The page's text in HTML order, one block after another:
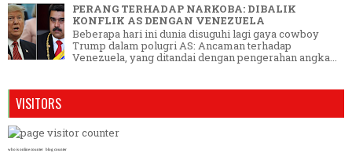
PERANG TERHADAP NARKOBA: DIBALIK
KONFLIK AS DENGAN VENEZUELA
Beberapa hari ini dunia disuguhi lagi gaya cowboy
Trump dalam polugri AS: Ancaman terhadap
Venezuela, yang ditandai dengan pengerahan angka...
VISITORS
who is online counter blog counter